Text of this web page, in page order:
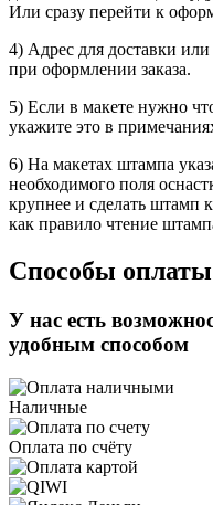
Или сразу перейти к
4) Адрес для доставки
при оформлении заказа.
5) Если в макете нужно
укажите это в
6) На макетах штампа
необходимого поля
крупнее и сделать штамп
как правило чтение
Способы оплаты
У нас есть
удобным способом
Наличные
Оплата по счёту